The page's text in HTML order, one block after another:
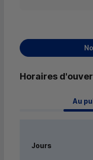
Horaires
Au
Jours